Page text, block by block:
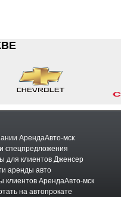
АрендаАвто-мск
спецпредложения
для клиентов Дженсер
аренды авто
клиентов АрендаАвто-мск
на автопрокате